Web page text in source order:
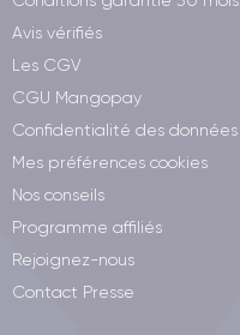
Avis vérifiés
Les CGV
CGU Mangopay
Confidentialité des données
Mes préférences cookies
Nos conseils
Programme affiliés
Rejoignez-nous
Contact Presse